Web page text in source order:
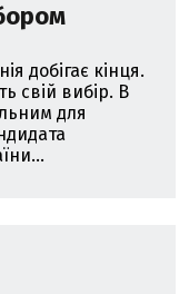
добігає кінця.
свій вибір. В
для